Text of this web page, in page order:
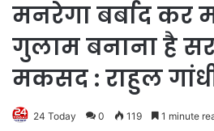
मनरेगा बर्बाद कर
गुलाम बनाना है
मकसद : राहुल
24 Today 0 119 1 minute